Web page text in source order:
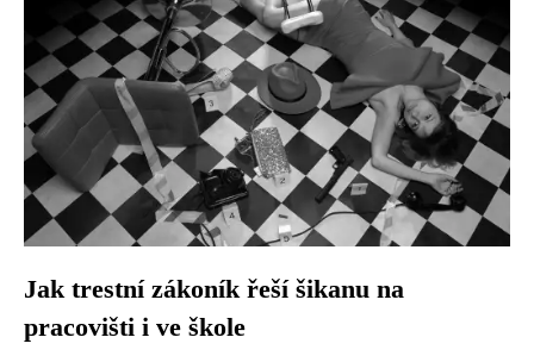
Jak trestní zákoník řeší šikanu na
pracovišti i ve škole